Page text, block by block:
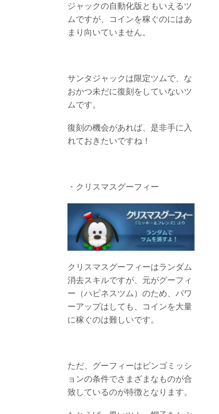
ジャックの自動化版ともいえるツ
ムですが、コインを稼ぐのにはあ
まり向いていません。
サンタジャックは限定ツムで、な
おかつ未だに復刻をしていないツ
ムです。
復刻の機会があれば、是非手に入
れておきたいですね！
・クリスマスグーフィー
クリスマスグーフィーはランダム
消去スキルですが、元がグーフィ
ー（ハピネスツム）のため、パワ
ーアップはしても、コインを大量
に稼ぐのは難しいです。
ただ、グーフィーはビンゴミッシ
ョンの条件でさまざまなものが合
致しているのが特徴となります。